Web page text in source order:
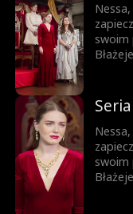
swoim
swoim